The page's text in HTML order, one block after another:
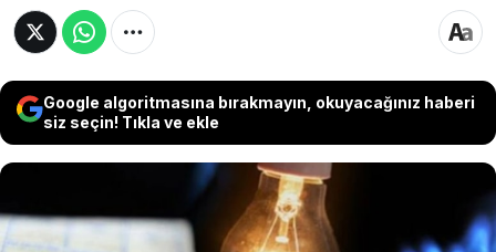
Google algoritmasına bırakmayın, okuyacağınız haberi
siz seçin! Tıkla ve ekle